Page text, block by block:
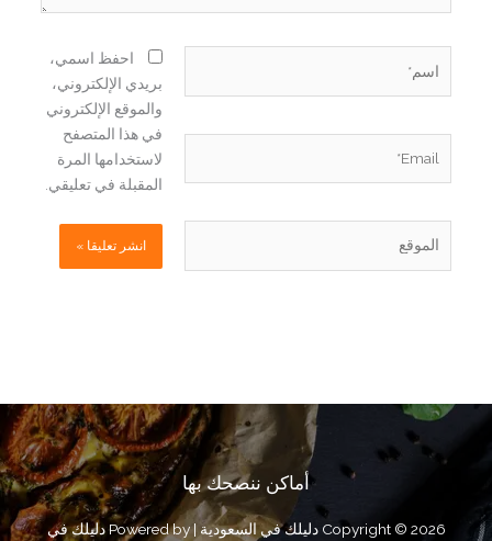
احفظ اسمي،
بريدي الإلكتروني،
والموقع الإلكتروني
في هذا المتصفح
لاستخدامها المرة
المقبلة في تعليقي.
أماكن ننصحك بها
Copyright © 2026 دليلك في السعودية | Powered by دليلك في